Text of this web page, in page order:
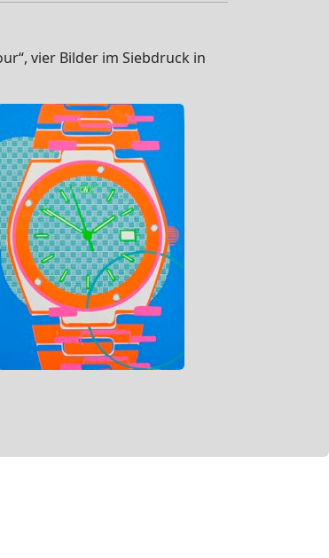
vier Bilder im Siebdruck in